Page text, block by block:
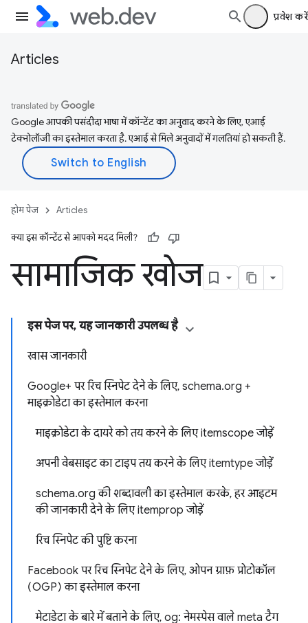
प्रवेश करें
Articles
Google आपकी पसंदीदा भाषा में कॉन्टेंट का अनुवाद करने के लिए, एआई
टेक्नोलॉजी का इस्तेमाल करता है. एआई से मिले अनुवादों में गलतियां हो सकती हैं.
होम पेज Articles
क्या इस कॉन्टेंट से आपको मदद मिली?
सामाजिक खोज
इस पेज पर, यह जानकारी उपलब्ध है
खास जानकारी
Google+ पर रिच स्निपेट देने के लिए, schema.org +
माइक्रोडेटा का इस्तेमाल करना
माइक्रोडेटा के दायरे को तय करने के लिए itemscope जोड़ें
अपनी वेबसाइट का टाइप तय करने के लिए itemtype जोड़ें
schema.org की शब्दावली का इस्तेमाल करके, हर आइटम
की जानकारी देने के लिए itemprop जोड़ें
रिच स्निपेट की पुष्टि करना
Facebook पर रिच स्निपेट देने के लिए, ओपन ग्राफ़ प्रोटोकॉल
(OGP) का इस्तेमाल करना
मेटाडेटा के बारे में बताने के लिए, og: नेमस्पेस वाले meta टैग